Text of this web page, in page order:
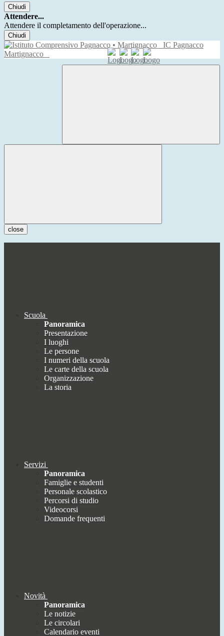
Chiudi
Attendere...
Attendere il completamento dell'operazione...
Chiudi
IC Pagnacco
Martignacco
close
Scuola
Panoramica
Presentazione
I luoghi
Le persone
I numeri della scuola
Le carte della scuola
Organizzazione
La storia
Servizi
Panoramica
Famiglie e studenti
Personale scolastico
Percorsi di studio
Videocorsi
Domande frequenti
Novità
Panoramica
Le notizie
Le circolari
Calendario eventi